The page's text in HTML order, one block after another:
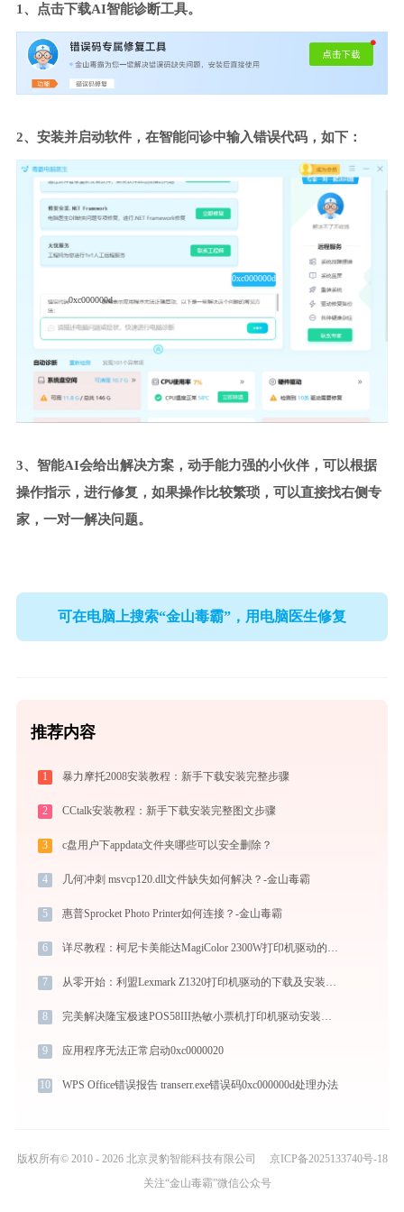
1、点击下载AI智能诊断工具。
2、安装并启动软件，在智能问诊中输入错误代码，如下：
0xc000000d
0xc000000d
3、智能AI会给出解决方案，动手能力强的小伙伴，可以根据
操作指示，进行修复，如果操作比较繁琐，可以直接找右侧专
家，一对一解决问题。
可在电脑上搜索“金山毒霸”，用电脑医生修复
推荐内容
1 暴力摩托2008安装教程：新手下载安装完整步骤
2 CCtalk安装教程：新手下载安装完整图文步骤
3 c盘用户下appdata文件夹哪些可以安全删除？
4 几何冲刺 msvcp120.dll文件缺失如何解决？-金山毒霸
5 惠普Sprocket Photo Printer如何连接？-金山毒霸
6 详尽教程：柯尼卡美能达MagiColor 2300W打印机驱动的正确下载与安装方式
7 从零开始：利盟Lexmark Z1320打印机驱动的下载及安装流程
8 完美解决隆宝极速POS58III热敏小票机打印机驱动安装困扰，全面下载安装教程
9 应用程序无法正常启动0xc0000020
10 WPS Office错误报告 transerr.exe错误码0xc000000d处理办法
版权所有© 2010 - 2026 北京灵豹智能科技有限公司
京ICP备2025133740号-18
关注“金山毒霸”微信公众号